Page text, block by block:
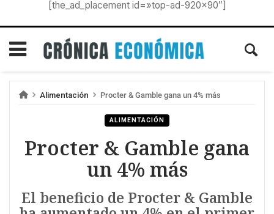
[the_ad_placement id=»top-ad-920×90″]
Alimentación Procter & Gamble gana un 4% más
ALIMENTACIÓN
Procter & Gamble gana
un 4% más
El beneficio de Procter & Gamble